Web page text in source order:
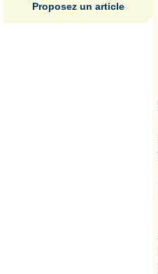
Proposez un article